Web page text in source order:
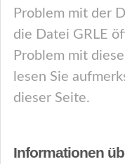
Problem mit der
die Datei GRLE
Problem mit
lesen Sie
dieser Seite.
Informationen